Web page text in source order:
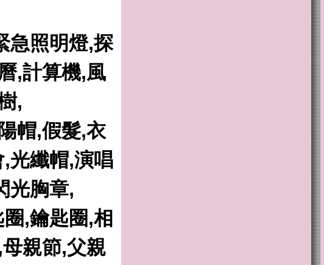
急照明燈,探
,計算機,風
,
帽,假髮,衣
光纖帽,演唱
光胸章,
,鑰匙圈,相
親節,父親